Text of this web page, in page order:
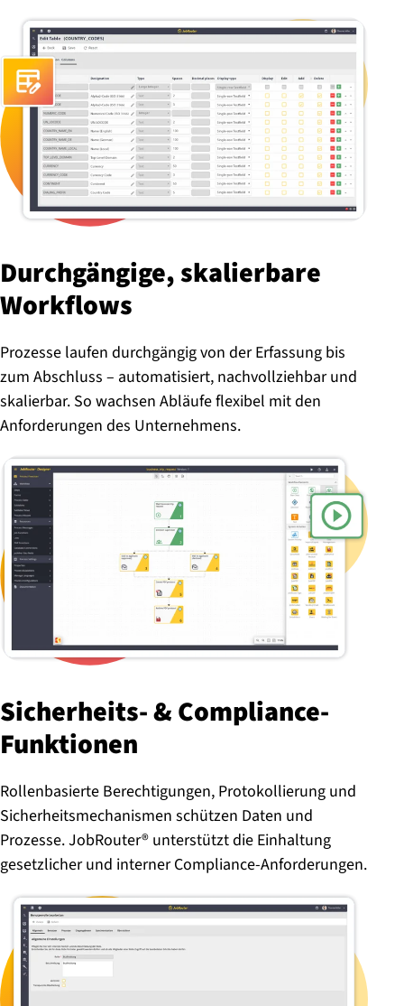
Durch­gän­gi­ge, skalierbare
Workflows
Prozesse laufen durchgängig von der Erfassung bis
zum Abschluss – automatisiert, nachvollziehbar und
skalierbar. So wachsen Abläufe flexibel mit den
Anforderungen des Unternehmens.
Si­cher­heits- & Com­pli­ance-
Funk­tio­nen
Rollenbasierte Berechtigungen, Protokollierung und
Sicherheitsmechanismen schützen Daten und
Prozesse. JobRouter® unterstützt die Einhaltung
gesetzlicher und interner Compliance-Anforderungen.